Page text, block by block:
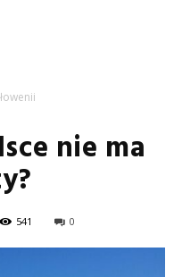
nie ma
541 0